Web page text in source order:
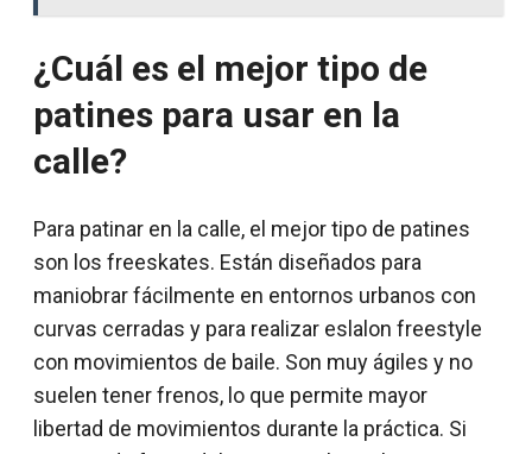
¿Cuál es el mejor tipo de
patines para usar en la
calle?
Para patinar en la calle, el mejor tipo de patines
son los freeskates. Están diseñados para
maniobrar fácilmente en entornos urbanos con
curvas cerradas y para realizar eslalon freestyle
con movimientos de baile. Son muy ágiles y no
suelen tener frenos, lo que permite mayor
libertad de movimientos durante la práctica. Si